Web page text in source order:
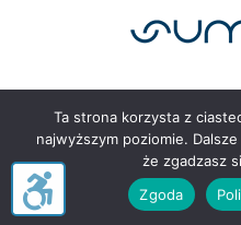
Medycznego w
Ta strona korzysta z
najwyższym poziomie.
że zgadzasz
Zgoda